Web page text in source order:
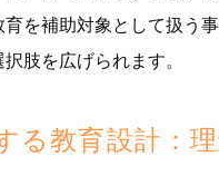
を補助対象として扱う
肢を広げられます。
る教育設計：